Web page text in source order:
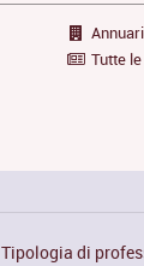
Tutte
Tipologia di